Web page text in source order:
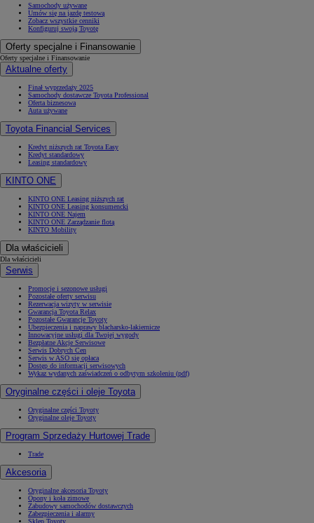
Samochody używane
Umów się na jazdę testową
Zobacz wszystkie cenniki
Konfiguruj swoją Toyotę
Oferty specjalne i Finansowanie
Oferty specjalne i Finansowanie
Aktualne oferty
Finał wyprzedaży 2025
Samochody dostawcze Toyota Professional
Oferta biznesowa
Auta używane
Toyota Financial Services
Kredyt niższych rat Toyota Easy
Kredyt standardowy
Leasing standardowy
KINTO ONE
KINTO ONE Leasing niższych rat
KINTO ONE Leasing konsumencki
KINTO ONE Najem
KINTO ONE Zarządzanie flotą
KINTO Mobility
Dla właścicieli
Dla właścicieli
Serwis
Promocje i sezonowe usługi
Pozostałe oferty serwisu
Rezerwacja wizyty w serwisie
Gwarancja Toyota Relax
Pozostałe Gwarancje Toyoty
Ubezpieczenia i naprawy blacharsko-lakiernicze
Innowacyjne usługi dla Twojej wygody
Bezpłatne Akcje Serwisowe
Serwis Dobrych Cen
Serwis w ASO się opłaca
Dostęp do informacji serwisowych
Wykaz wydanych zaświadczeń o odbytym szkoleniu (pdf)
Oryginalne części i oleje Toyota
Oryginalne części Toyoty
Oryginalne oleje Toyoty
Program Sprzedaży Hurtowej Trade
Trade
Akcesoria
Oryginalne akcesoria Toyoty
Opony i koła zimowe
Zabudowy samochodów dostawczych
Zabezpieczenia i alarmy
Sklep Toyoty